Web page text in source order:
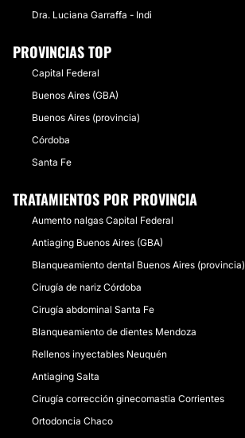
Dra. Luciana Garraffa - Indi
PROVINCIAS TOP
Capital Federal
Buenos Aires (GBA)
Buenos Aires (provincia)
Córdoba
Santa Fe
TRATAMIENTOS POR PROVINCIA
Aumento nalgas Capital Federal
Antiaging Buenos Aires (GBA)
Blanqueamiento dental Buenos Aires (provincia)
Cirugía de nariz Córdoba
Cirugía abdominal Santa Fe
Blanqueamiento de dientes Mendoza
Rellenos inyectables Neuquén
Antiaging Salta
Cirugía corrección ginecomastia Corrientes
Ortodoncia Chaco